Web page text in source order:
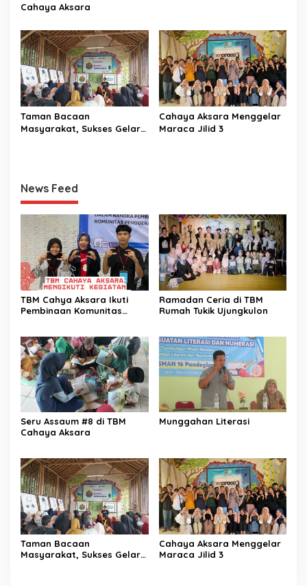
Cahaya Aksara
Taman Bacaan
Masyarakat, Sukses Gelar
Cahaya Aksara Menggelar
Maraca Jilid 3
News Feed
TBM Cahya Aksara Ikuti
Pembinaan Komunitas
Ramadan Ceria di TBM
Rumah Tukik Ujungkulon
Seru Assaum #8 di TBM
Cahaya Aksara
Munggahan Literasi
Taman Bacaan
Masyarakat, Sukses Gelar
Cahaya Aksara Menggelar
Maraca Jilid 3